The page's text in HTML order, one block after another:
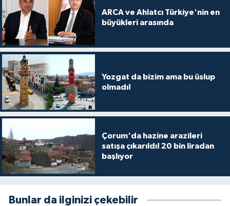
ARCA ve Ahlatcı Türkiye'nin en
büyükleri arasında
Yozgat da bizim ama bu üslup
olmadı!
Çorum'da hazine arazileri
satışa çıkarıldı! 20 bin liradan
başlıyor
Bunlar da ilginizi çekebilir